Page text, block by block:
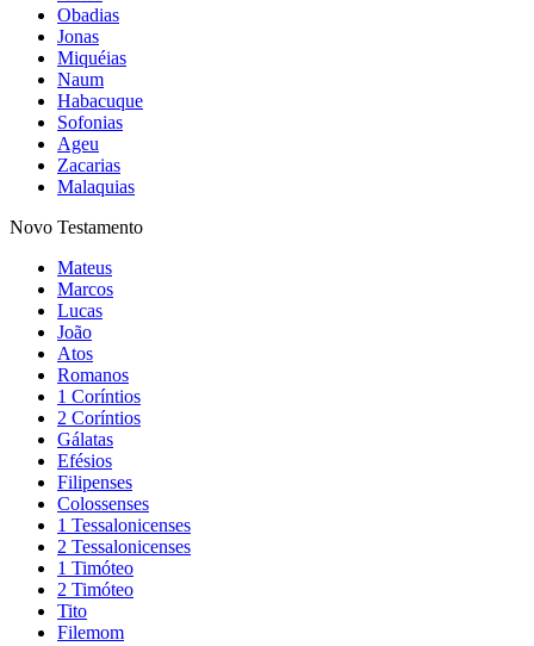
Obadias
Jonas
Miquéias
Naum
Habacuque
Sofonias
Ageu
Zacarias
Malaquias
Novo Testamento
Mateus
Marcos
Lucas
João
Atos
Romanos
1 Coríntios
2 Coríntios
Gálatas
Efésios
Filipenses
Colossenses
1 Tessalonicenses
2 Tessalonicenses
1 Timóteo
2 Timóteo
Tito
Filemom